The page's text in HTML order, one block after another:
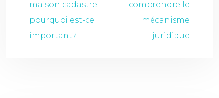
maison cadastre:
pourquoi est-ce
important?
: comprendre le
mécanisme
juridique